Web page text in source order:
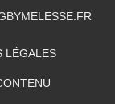
LÉGALES